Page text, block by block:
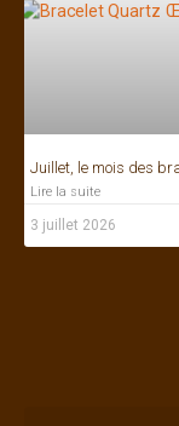
Juillet, le mois des
Lire la suite
3 juillet 2026
moi